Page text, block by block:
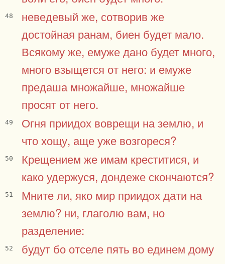
48
неведевый же, сотворив же
достойная ранам, биен будет мало.
Всякому же, емуже дано будет много,
много взыщется от него: и емуже
предаша множайше, множайше
просят от него.
49
Огня приидох воврещи на землю, и
что хощу, аще уже возгореся?
50
Крещением же имам креститися, и
како удержуся, дондеже скончаются?
51
Мните ли, яко мир приидох дати на
землю? ни, глаголю вам, но
разделение:
52
будут бо отселе пять во единем дому